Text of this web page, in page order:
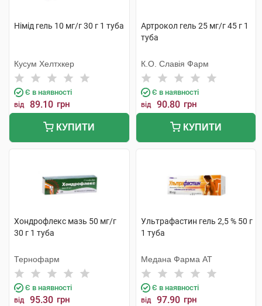
Німід гель 10 мг/г 30 г 1 туба
Кусум Хелтхкер
Є в наявності
від 89.10 грн
КУПИТИ
Артрокол гель 25 мг/г 45 г 1
туба
К.О. Славія Фарм
Є в наявності
від 90.80 грн
КУПИТИ
Хондрофлекс мазь 50 мг/г
30 г 1 туба
Тернофарм
Є в наявності
від 95.30 грн
Ультрафастин гель 2,5 % 50 г
1 туба
Медана Фарма АТ
Є в наявності
від 97.90 грн